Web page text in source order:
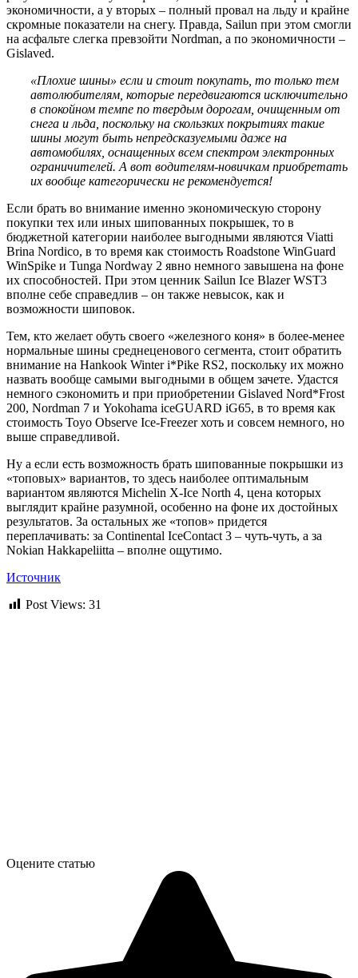
экономичности, а у вторых – полный провал на льду и крайне
скромные показатели на снегу. Правда, Sailun при этом смогли
на асфальте слегка превзойти Nordman, а по экономичности –
Gislaved.
«Плохие шины» если и стоит покупать, то только тем
автолюбителям, которые передвигаются исключительно
в спокойном темпе по твердым дорогам, очищенным от
снега и льда, поскольку на скользких покрытиях такие
шины могут быть непредсказуемыми даже на
автомобилях, оснащенных всем спектром электронных
ограничителей. А вот водителям-новичкам приобретать
их вообще категорически не рекомендуется!
Если брать во внимание именно экономическую сторону
покупки тех или иных шипованных покрышек, то в
бюджетной категории наиболее выгодными являются Viatti
Brina Nordico, в то время как стоимость Roadstone WinGuard
WinSpike и Tunga Nordway 2 явно немного завышена на фоне
их способностей. При этом ценник Sailun Ice Blazer WST3
вполне себе справедлив – он также невысок, как и
возможности шиповок.
Тем, кто желает обуть своего «железного коня» в более-менее
нормальные шины среднеценового сегмента, стоит обратить
внимание на Hankook Winter i*Pike RS2, поскольку их можно
назвать вообще самыми выгодными в общем зачете. Удастся
немного сэкономить и при приобретении Gislaved Nord*Frost
200, Nordman 7 и Yokohama iceGUARD iG65, в то время как
стоимость Toyo Observe Ice-Freezer хоть и совсем немного, но
выше справедливой.
Ну а если есть возможность брать шипованные покрышки из
«топовых» вариантов, то здесь наиболее оптимальным
вариантом являются Michelin X-Ice North 4, цена которых
выглядит крайне разумной, особенно на фоне их достойных
результатов. За остальных же «топов» придется
переплачивать: за Continental IceContact 3 – чуть-чуть, а за
Nokian Hakkapeliitta – вполне ощутимо.
Источник
Post Views: 31
Оцените статью